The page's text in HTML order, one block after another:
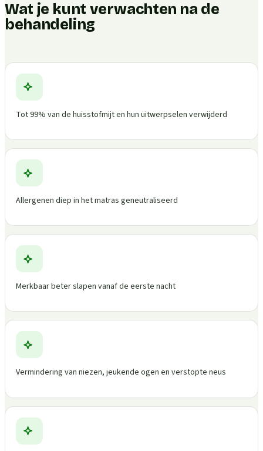
Wat je kunt verwachten na de
behandeling
Tot 99% van de huisstofmijt en hun uitwerpselen verwijderd
Allergenen diep in het matras geneutraliseerd
Merkbaar beter slapen vanaf de eerste nacht
Vermindering van niezen, jeukende ogen en verstopte neus